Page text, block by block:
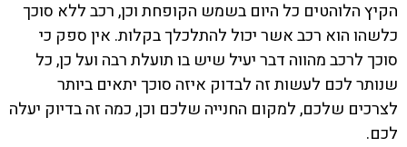
הקיץ הלוהטים כל היום בשמש הקופחת וכן, רכב ללא סוכך
כלשהו הוא רכב אשר יכול להתלכלך בקלות. אין ספק כי
סוכך לרכב מהווה דבר יעיל שיש בו תועלת רבה ועל כן, כל
שנותר לכם לעשות זה לבדוק איזה סוכך יתאים ביותר
לצרכים שלכם, למקום החנייה שלכם וכן, כמה זה בדיוק יעלה
לכם.